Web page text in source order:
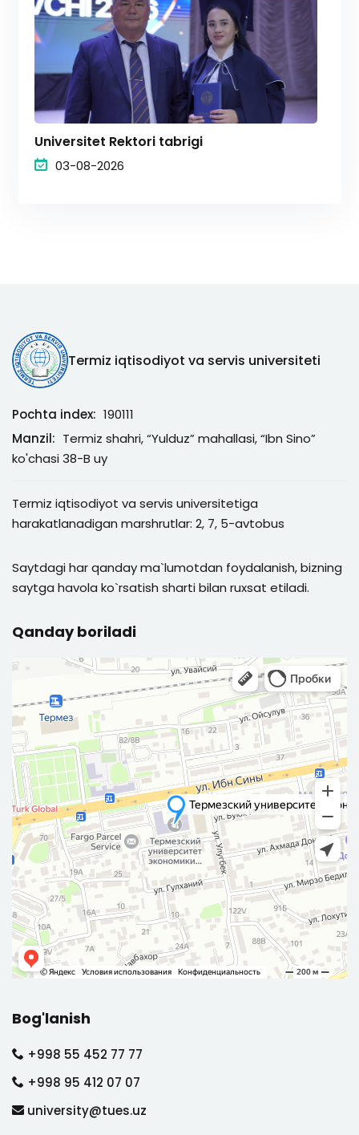
Universitet Rektori tabrigi
03-08-2026
Termiz iqtisodiyot va servis universiteti
Pochta index: 190111
Manzil: Termiz shahri, “Yulduz” mahallasi, “Ibn Sino”
ko'chasi 38-B uy
Termiz iqtisodiyot va servis universitetiga
harakatlanadigan marshrutlar: 2, 7, 5-avtobus
Saytdagi har qanday ma`lumotdan foydalanish, bizning
saytga havola ko`rsatish sharti bilan ruxsat etiladi.
Qanday boriladi
Bog'lanish
+998 55 452 77 77
+998 95 412 07 07
university@tues.uz